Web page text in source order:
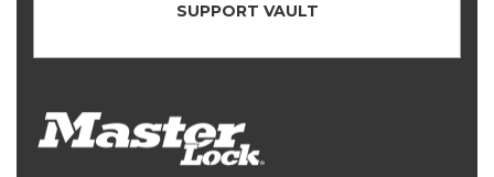
SUPPORT VAULT